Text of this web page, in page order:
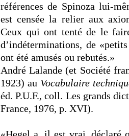
références de Spinoza lui-
est censée la relier aux
Ceux qui ont tenté de le
d’indéterminations, de
ont été amusés ou rebutés.»
André Lalande (et Société
1923) au Vocabulaire
éd. P.U.F., coll. Les grands
France, 1976, p. XVI).